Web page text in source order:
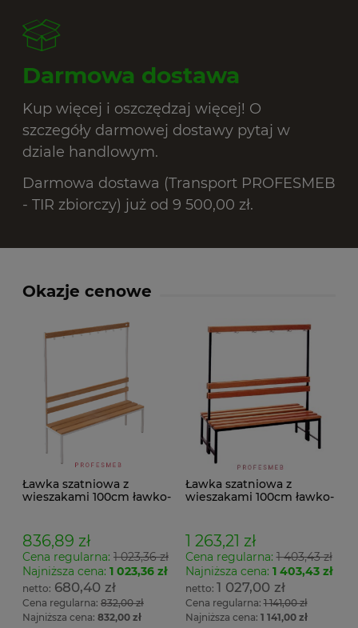
Darmowa dostawa
Kup więcej i oszczędzaj więcej! O
szczegóły darmowej dostawy pytaj w
dziale handlowym.
Darmowa dostawa (Transport PROFESMEB
- TIR zbiorczy) już od 9 500,00 zł.
Okazje cenowe
Ławka szatniowa z
wieszakami 100cm ławko-
836,89 zł
Cena regularna: 1 023,36 zł
Najniższa cena: 1 023,36 zł
680,40 zł
Cena regularna: 832,00 zł
Najniższa cena: 832,00 zł
Ławka szatniowa z
wieszakami 100cm ławko-
1 263,21 zł
Cena regularna:1 403,43 zł
Najniższa cena: 1 403,43 zł
1 027,00 zł
Cena regularna:1 141,00 zł
Najniższa cena: 1 141,00 zł